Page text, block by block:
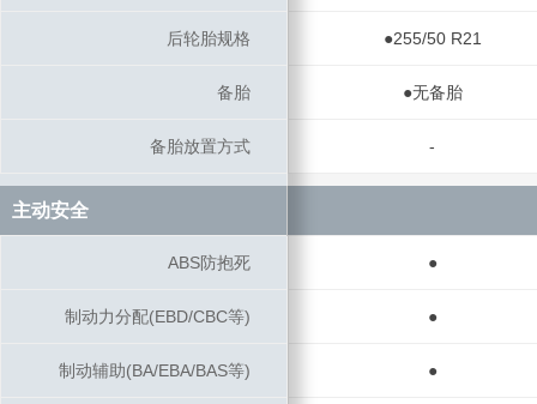
后轮胎规格 ●255/50 R21
备胎 ●无备胎
备胎放置方式 -
主动安全
ABS防抱死 ●
制动力分配(EBD/CBC等) ●
制动辅助(BA/EBA/BAS等) ●
后轮胎规格
备胎
备胎放置方式
主动安全
ABS防抱死
制动力分配(EBD/CBC等)
制动辅助(BA/EBA/BAS等)